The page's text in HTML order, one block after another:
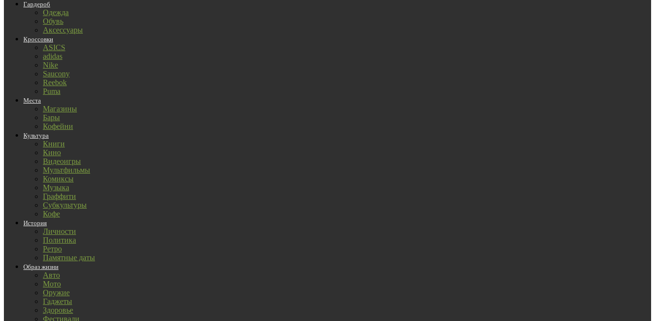
Гардероб
Одежда
Обувь
Аксессуары
Кроссовки
ASICS
adidas
Nike
Saucony
Reebok
Puma
Места
Магазины
Бары
Кофейни
Культура
Книги
Кино
Видеоигры
Мультфильмы
Комиксы
Музыка
Граффити
Субкультуры
Кофе
История
Личности
Политика
Ретро
Памятные даты
Образ жизни
Авто
Мото
Оружие
Гаджеты
Здоровье
Фестивали